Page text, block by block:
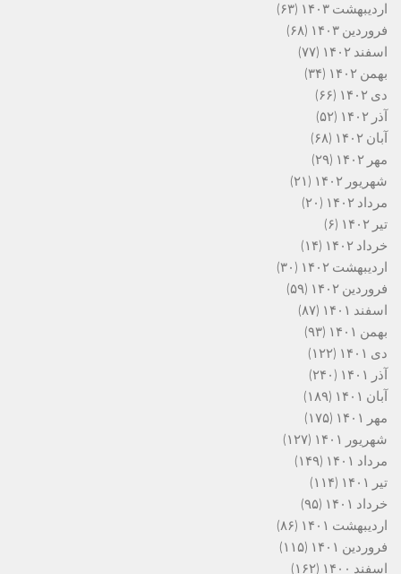
اردیبهشت ۱۴۰۳
(۶۳)
فروردین ۱۴۰۳
(۶۸)
اسفند ۱۴۰۲
(۷۷)
بهمن ۱۴۰۲
(۳۴)
دی ۱۴۰۲
(۶۶)
آذر ۱۴۰۲
(۵۲)
آبان ۱۴۰۲
(۶۸)
مهر ۱۴۰۲
(۲۹)
شهریور ۱۴۰۲
(۲۱)
مرداد ۱۴۰۲
(۲۰)
تیر ۱۴۰۲
(۶)
خرداد ۱۴۰۲
(۱۴)
اردیبهشت ۱۴۰۲
(۳۰)
فروردین ۱۴۰۲
(۵۹)
اسفند ۱۴۰۱
(۸۷)
بهمن ۱۴۰۱
(۹۳)
دی ۱۴۰۱
(۱۲۲)
آذر ۱۴۰۱
(۲۴۰)
آبان ۱۴۰۱
(۱۸۹)
مهر ۱۴۰۱
(۱۷۵)
شهریور ۱۴۰۱
(۱۲۷)
مرداد ۱۴۰۱
(۱۴۹)
تیر ۱۴۰۱
(۱۱۴)
خرداد ۱۴۰۱
(۹۵)
اردیبهشت ۱۴۰۱
(۸۶)
فروردین ۱۴۰۱
(۱۱۵)
اسفند ۱۴۰۰
(۱۶۲)